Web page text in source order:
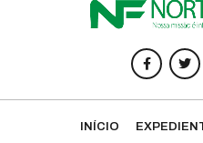
INÍCIO